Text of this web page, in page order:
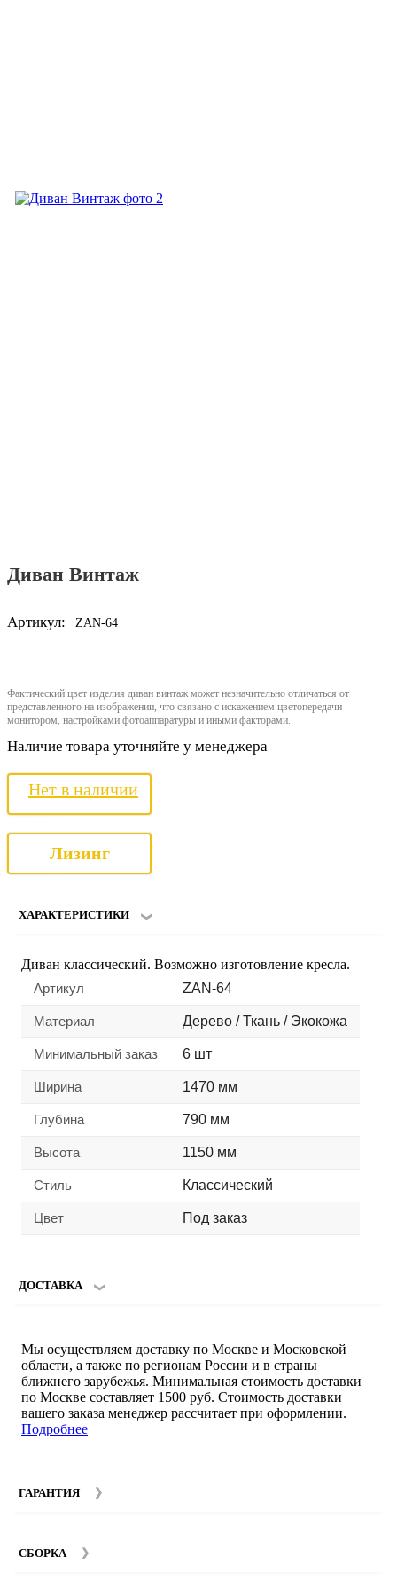
Диван Винтаж
Артикул: ZAN-64
Фактический цвет изделия диван винтаж может незначительно отличаться от
представленного на изображении, что связано с искажением цветопередачи
монитором, настройками фотоаппаратуры и иными факторами.
Наличие товара уточняйте у менеджера
Нет в наличии
Лизинг
ХАРАКТЕРИСТИКИ
Диван классический. Возможно изготовление кресла.
Артикул
ZAN-64
Материал Дерево / Ткань / Экокожа
Минимальный заказ 6 шт
Ширина 1470 мм
Глубина 790 мм
Высота 1150 мм
Стиль Классический
Цвет Под заказ
ДОСТАВКА
Мы осуществляем доставку по Москве и Московской
области, а также по регионам России и в страны
ближнего зарубежья. Минимальная стоимость доставки
по Москве составляет 1500 руб. Стоимость доставки
вашего заказа менеджер рассчитает при оформлении.
Подробнее
ГАРАНТИЯ
составляет 12 месяцев с момента покупки при
СБОРКА